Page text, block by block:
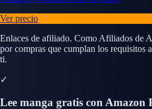
Ver precio
Enlaces de afiliado. Como Afiliados de
por compras que cumplan los requisitos
ti.
✓
Lee manga gratis con Amazon